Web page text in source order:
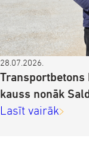
28.07.2026.
Transportbetons
kauss nonāk
Lasīt vairāk